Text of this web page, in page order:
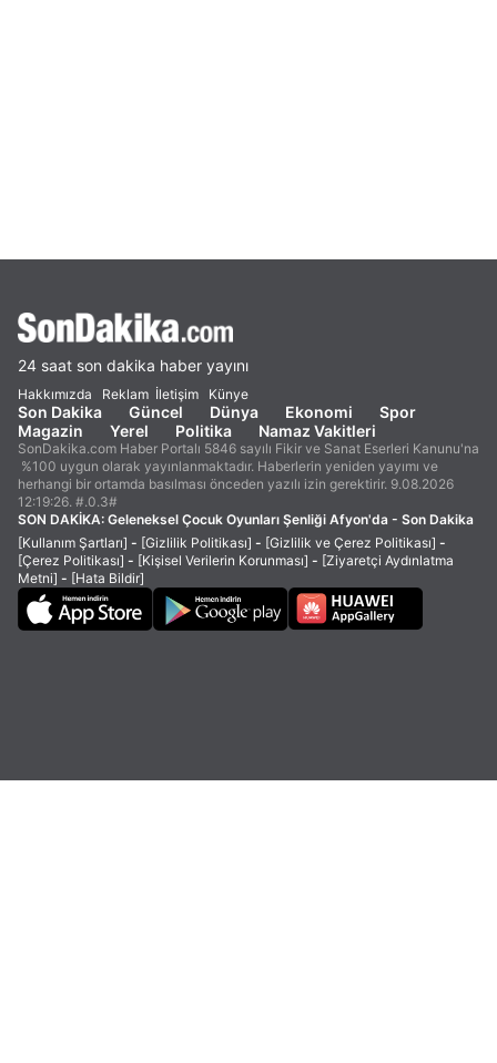
24 saat son dakika haber yayını
Hakkımızda Reklam İletişim Künye
Son Dakika Güncel Dünya Ekonomi
Spor
Magazin
Yerel Politika Namaz Vakitleri
SonDakika.com Haber Portalı 5846 sayılı Fikir ve Sanat Eserleri Kanunu'na
%100 uygun olarak yayınlanmaktadır. Haberlerin yeniden yayımı ve
herhangi bir ortamda basılması önceden yazılı izin gerektirir. 9.08.2026
12:19:26. #.0.3#
SON DAKİKA: Geleneksel Çocuk Oyunları Şenliği Afyon'da - Son Dakika
[Kullanım Şartları] - [Gizlilik Politikası] - [Gizlilik ve Çerez Politikası] -
[Çerez Politikası] - [Kişisel Verilerin Korunması] - [Ziyaretçi Aydınlatma
Metni] - [Hata Bildir]